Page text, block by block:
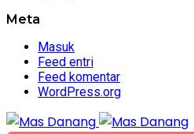
Meta
Masuk
Feed entri
Feed komentar
WordPress.org